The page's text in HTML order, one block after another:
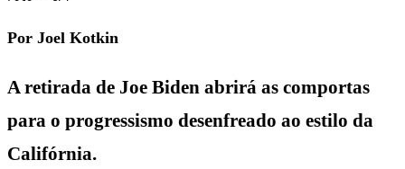
Por Joel Kotkin
A retirada de Joe Biden abrirá as comportas
para o progressismo desenfreado ao estilo da
Califórnia.